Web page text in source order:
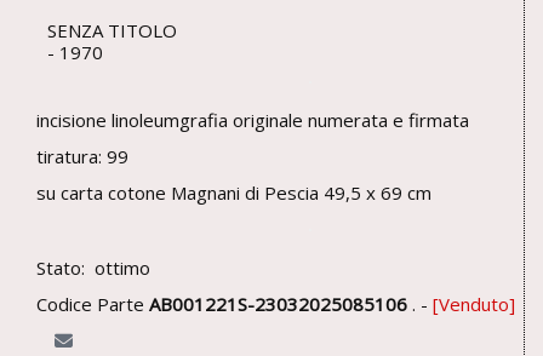
SENZA TITOLO
1970
incisione linoleumgrafia originale numerata e firmata
tiratura: 99
su carta cotone Magnani di Pescia 49,5 x 69 cm
Stato: ottimo
Codice Parte AB001221S-23032025085106 . - Venduto